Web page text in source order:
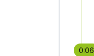
0:06